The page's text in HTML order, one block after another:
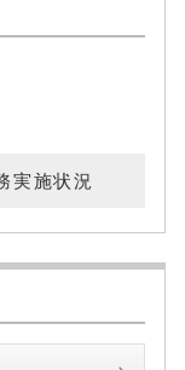
実施状況